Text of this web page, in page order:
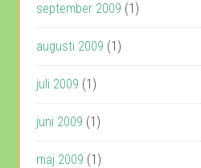
september 2009 (1)
augusti 2009 (1)
juli 2009 (1)
juni 2009 (1)
maj 2009 (1)